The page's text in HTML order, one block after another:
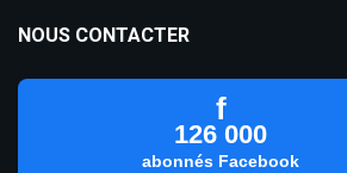
NOUS CONTACTER
f
126 000
abonnés Facebook